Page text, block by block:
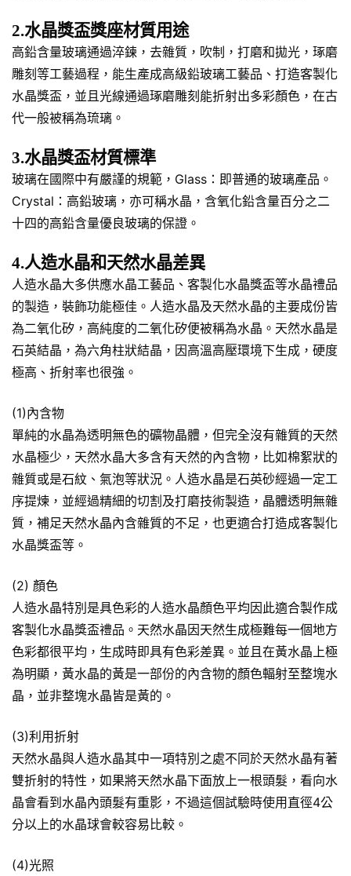
2.水晶獎盃獎座材質用途
高鉛含量玻璃通過淬鍊，去雜質，吹制，打磨和拋光，琢磨
雕刻等工藝過程，能生產成高級鉛玻璃工藝品、打造客製化
水晶獎盃，並且光線通過琢磨雕刻能折射出多彩顏色，在古
代一般被稱為琉璃。
3.水晶獎盃材質標準
玻璃在國際中有嚴謹的規範，Glass：即普通的玻璃產品。
Crystal：高鉛玻璃，亦可稱水晶，含氧化鉛含量百分之二
十四的高鉛含量優良玻璃的保證。
4.人造水晶和天然水晶差異
人造水晶大多供應水晶工藝品、客製化水晶獎盃等水晶禮品
的製造，裝飾功能極佳。人造水晶及天然水晶的主要成份皆
為二氧化矽，高純度的二氧化矽便被稱為水晶。天然水晶是
石英結晶，為六角柱狀結晶，因高溫高壓環境下生成，硬度
極高、折射率也很強。
(1)內含物
單純的水晶為透明無色的礦物晶體，但完全沒有雜質的天然
水晶極少，天然水晶大多含有天然的內含物，比如棉絮狀的
雜質或是石紋、氣泡等狀況。人造水晶是石英砂經過一定工
序提煉，並經過精細的切割及打磨技術製造，晶體透明無雜
質，補足天然水晶內含雜質的不足，也更適合打造成客製化
水晶獎盃等。
(2) 顏色
人造水晶特別是具色彩的人造水晶顏色平均因此適合製作成
客製化水晶獎盃禮品。天然水晶因天然生成極難每一個地方
色彩都很平均，生成時即具有色彩差異。並且在黃水晶上極
為明顯，黃水晶的黃是一部份的內含物的顏色輻射至整塊水
晶，並非整塊水晶皆是黃的。
(3)利用折射
天然水晶與人造水晶其中一項特別之處不同於天然水晶有著
雙折射的特性，如果將天然水晶下面放上一根頭髮，看向水
晶會看到水晶內頭髮有重影，不過這個試驗時使用直徑4公
分以上的水晶球會較容易比較。
(4)光照